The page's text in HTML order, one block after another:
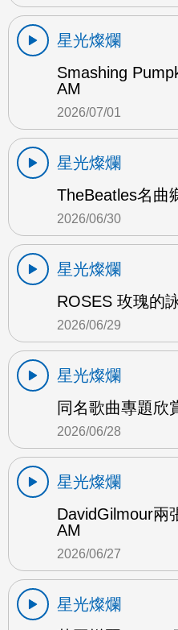
星光燦爛
Smashing
AM
2026/07/01
星光燦爛
TheBeatles名曲
2026/06/30
星光燦爛
ROSES 玫瑰的
2026/06/29
星光燦爛
同名歌曲專題欣
2026/06/28
星光燦爛
DavidGilmour兩
AM
2026/06/27
星光燦爛